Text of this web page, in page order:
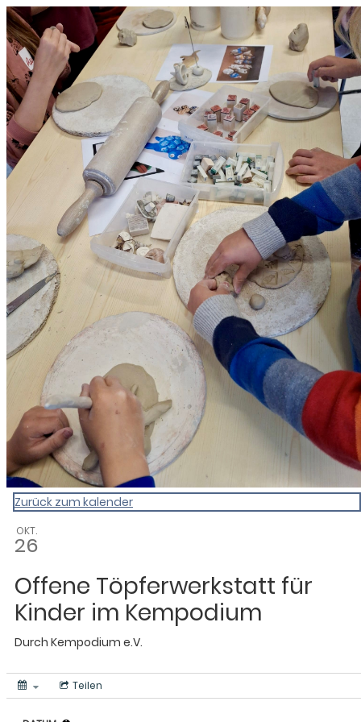
0831 - das Kemptener
Zurück zum kalender
OKT.
26
Offene Töpferwerkstatt für
Kinder im Kempodium
Durch Kempodium e.V.
Teilen